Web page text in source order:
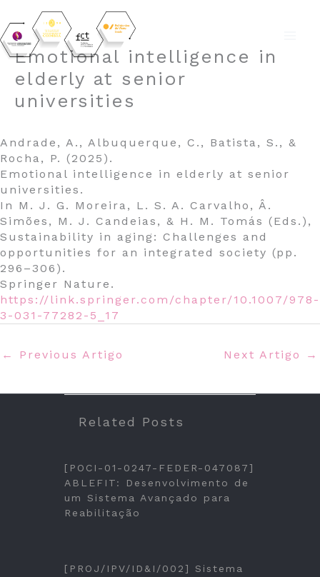
Skip
content
Emotional intelligence in
elderly at senior
universities
Andrade, A., Albuquerque, C., Batista, S., &
Rocha, P. (2025).
Emotional intelligence in elderly at senior
universities.
In M. J. G. Moreira, L. S. A. Carvalho, Â.
Simões, M. J. Candeias, & H. M. Tomás (Eds.),
Sustainability in aging: Challenges and
opportunities for an integrated society (pp.
296–306).
Springer Nature.
https://link.springer.com/chapter/10.1007/978-
3-031-77282-5_17
← Previous Artigo Next Artigo →
Related Posts
[POCI-01-0247-FEDER-047087]
ABLEFIT: Desenvolvimento de
um Sistema Avançado para
Reabilitação
[PROJ/IPV/ID&I/002] Sistema